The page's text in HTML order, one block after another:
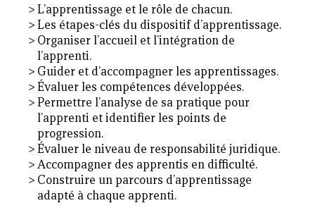
L’apprentissage et le rôle de chacun.
Les étapes-clés du dispositif d’apprentissage.
Organiser l’accueil et l’intégration de
l’apprenti.
Guider et d’accompagner les apprentissages.
Évaluer les compétences développées.
Permettre l’analyse de sa pratique pour
l’apprenti et identifier les points de
progression.
Évaluer le niveau de responsabilité juridique.
Accompagner des apprentis en difficulté.
Construire un parcours d’apprentissage
adapté à chaque apprenti.